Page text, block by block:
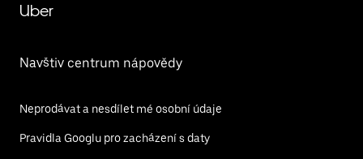
Uber
Navštiv centrum nápovědy
Neprodávat a nesdílet mé osobní údaje
Pravidla Googlu pro zacházení s daty